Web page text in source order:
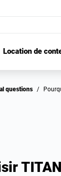
Location de
questions /